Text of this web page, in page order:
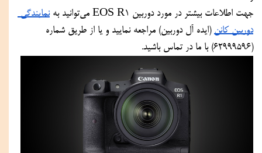
جهت اطلاعات بیشتر در مورد دوربین EOS R1 می‌توانید به
نمایندگی
دوربین کانن (ایده آل دوربین) مراجعه نمایید و یا از طریق شماره
(
62999596
) با ما در تماس باشید.